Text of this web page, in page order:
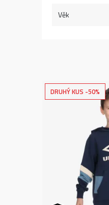
Věk
DRUHÝ KUS -50%